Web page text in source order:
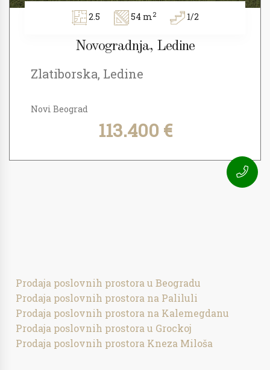
2.5 54 m2 1/2
Novogradnja, Ledine
Zlatiborska, Ledine
Novi Beograd
113.400 €
Prodaja poslovnih prostora u Beogradu
Prodaja poslovnih prostora na Paliluli
Prodaja poslovnih prostora na Kalemegdanu
Prodaja poslovnih prostora u Grockoj
Prodaja poslovnih prostora Kneza Miloša